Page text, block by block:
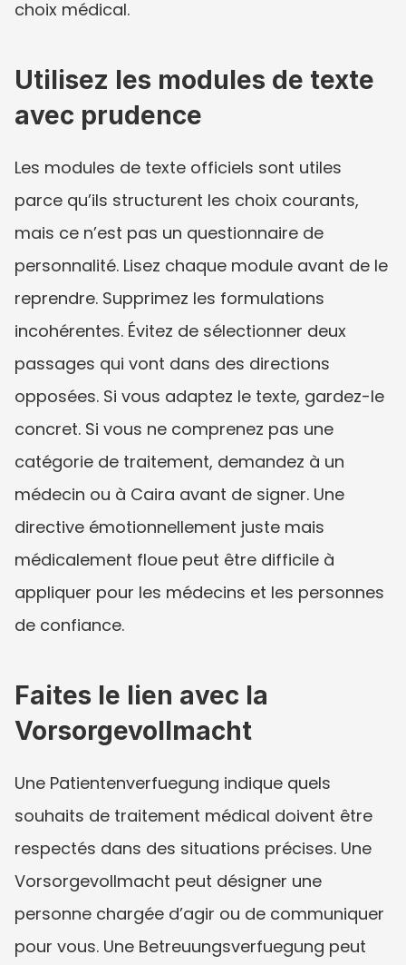
choix médical.
Utilisez les modules de texte
avec prudence
Les modules de texte officiels sont utiles
parce qu’ils structurent les choix courants,
mais ce n’est pas un questionnaire de
personnalité. Lisez chaque module avant de le
reprendre. Supprimez les formulations
incohérentes. Évitez de sélectionner deux
passages qui vont dans des directions
opposées. Si vous adaptez le texte, gardez-le
concret. Si vous ne comprenez pas une
catégorie de traitement, demandez à un
médecin ou à Caira avant de signer. Une
directive émotionnellement juste mais
médicalement floue peut être difficile à
appliquer pour les médecins et les personnes
de confiance.
Faites le lien avec la
Vorsorgevollmacht
Une Patientenverfuegung indique quels
souhaits de traitement médical doivent être
respectés dans des situations précises. Une
Vorsorgevollmacht peut désigner une
personne chargée d’agir ou de communiquer
pour vous. Une Betreuungsverfuegung peut